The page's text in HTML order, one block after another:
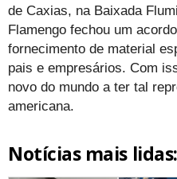
de Caxias, na Baixada
Flamengo fechou um
fornecimento de material
pais e empresários. Com
novo do mundo a ter tal
americana.
Notícias mais lidas: